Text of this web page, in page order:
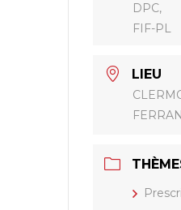
DPC,
FIF-PL
LIEU